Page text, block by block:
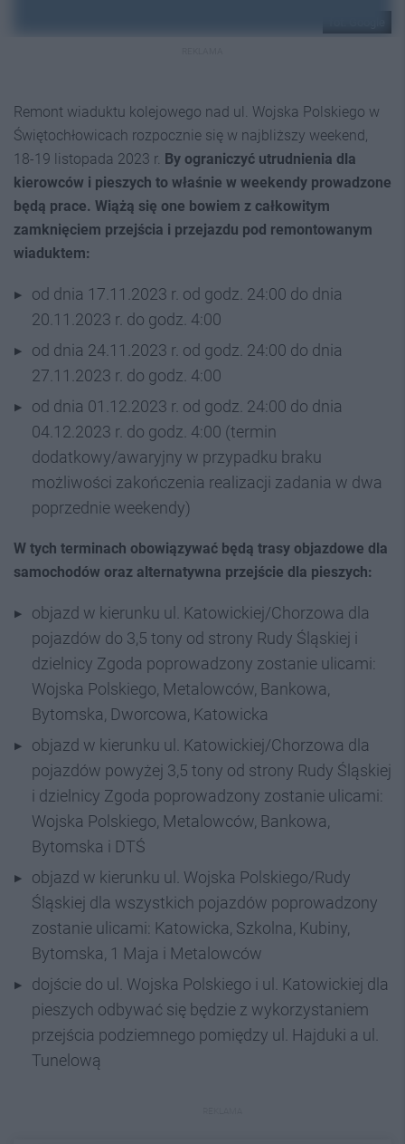
Remont wiaduktu kolejowego nad ul. Wojska Polskiego w
Świętochłowicach rozpocznie się w najbliższy weekend,
18-19 listopada 2023 r. By ograniczyć utrudnienia dla
kierowców i pieszych to właśnie w weekendy prowadzone
będą prace. Wiążą się one bowiem z całkowitym
zamknięciem przejścia i przejazdu pod remontowanym
wiaduktem:
od dnia 17.11.2023 r. od godz. 24:00 do dnia
20.11.2023 r. do godz. 4:00
od dnia 24.11.2023 r. od godz. 24:00 do dnia
27.11.2023 r. do godz. 4:00
od dnia 01.12.2023 r. od godz. 24:00 do dnia
04.12.2023 r. do godz. 4:00 (termin
dodatkowy/awaryjny w przypadku braku
możliwości zakończenia realizacji zadania w dwa
poprzednie weekendy)
W tych terminach obowiązywać będą trasy objazdowe dla
samochodów oraz alternatywna przejście dla pieszych:
objazd w kierunku ul. Katowickiej/Chorzowa dla
pojazdów do 3,5 tony od strony Rudy Śląskiej i
dzielnicy Zgoda poprowadzony zostanie ulicami:
Wojska Polskiego, Metalowców, Bankowa,
Bytomska, Dworcowa, Katowicka
objazd w kierunku ul. Katowickiej/Chorzowa dla
pojazdów powyżej 3,5 tony od strony Rudy Śląskiej
i dzielnicy Zgoda poprowadzony zostanie ulicami:
Wojska Polskiego, Metalowców, Bankowa,
Bytomska i DTŚ
objazd w kierunku ul. Wojska Polskiego/Rudy
Śląskiej dla wszystkich pojazdów poprowadzony
zostanie ulicami: Katowicka, Szkolna, Kubiny,
Bytomska, 1 Maja i Metalowców
dojście do ul. Wojska Polskiego i ul. Katowickiej dla
pieszych odbywać się będzie z wykorzystaniem
przejścia podziemnego pomiędzy ul. Hajduki a ul.
Tunelową